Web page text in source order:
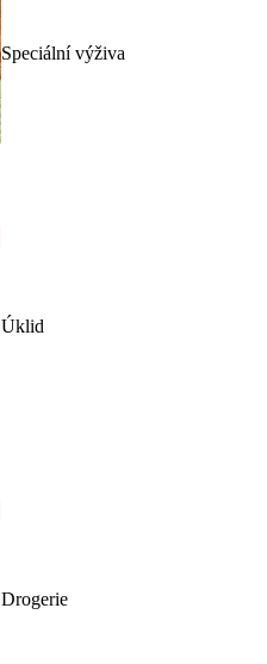
Speciální výživa
Úklid
Drogerie